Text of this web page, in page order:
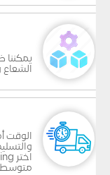
يمكننا
الشعاع
الوقت
متوسط